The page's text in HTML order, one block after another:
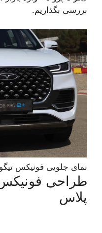
بررسی بگذاریم.
نمای جلویی فونیکس تیگو 8 پرو e پلاس
پلاس